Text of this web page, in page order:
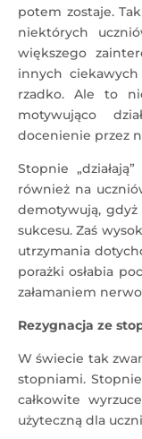
potem zostaje.
niektórych
większego
innych
rzadko. Ale to
motywująco
docenienie przez
Stopnie
również na
demotywują, gdyż
sukcesu. Zaś
utrzymania
porażki osłabia
załamaniem
Rezygnacja ze
W świecie tak
stopniami.
całkowite
użyteczną dla